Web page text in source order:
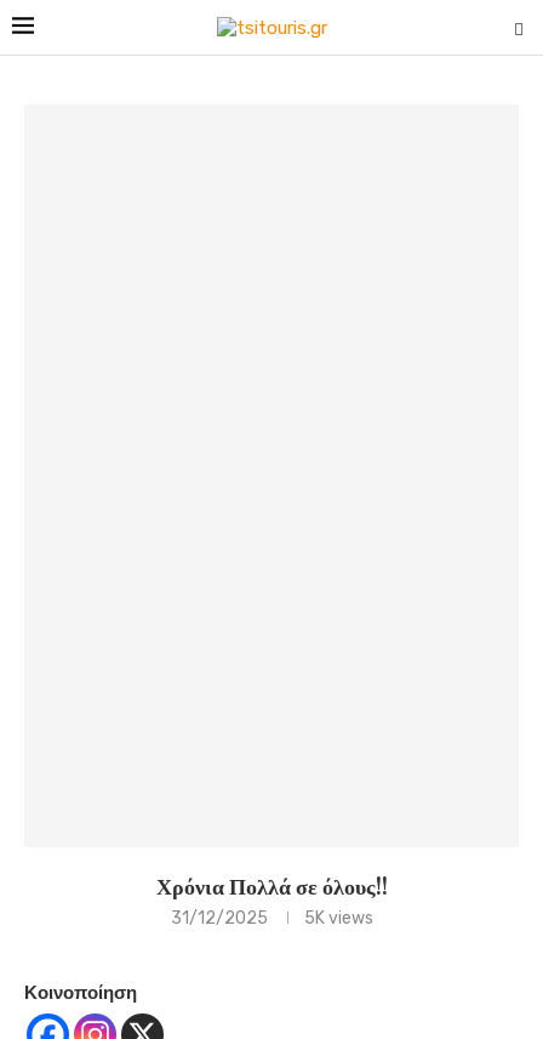
Χρόνια Πολλά σε όλους!!
31/12/2025 5Kviews
Κοινοποίηση